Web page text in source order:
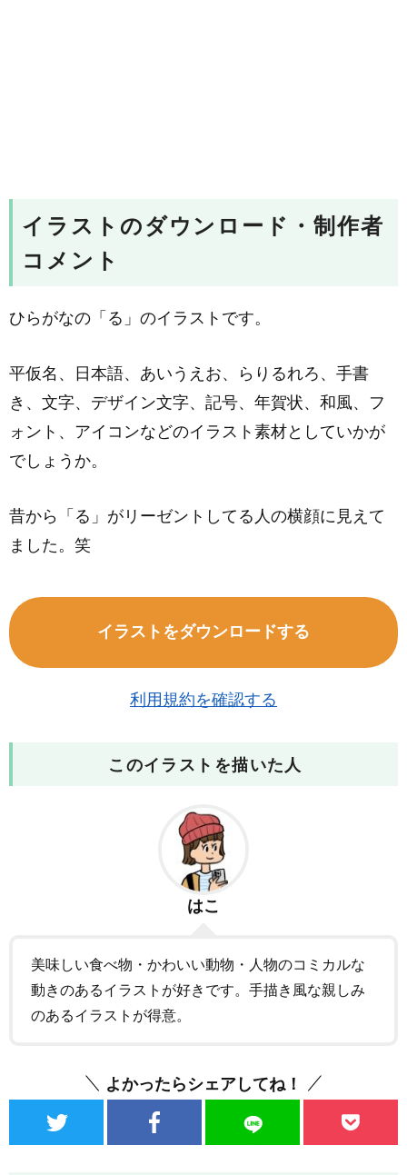
イラストのダウンロード・制作者
コメント
ひらがなの「る」のイラストです。
平仮名、日本語、あいうえお、らりるれろ、手書
き、文字、デザイン文字、記号、年賀状、和風、フ
ォント、アイコンなどのイラスト素材としていかが
でしょうか。
昔から「る」がリーゼントしてる人の横顔に見えて
ました。笑
イラストをダウンロードする
利用規約を確認する
このイラストを描いた人
はこ
美味しい食べ物・かわいい動物・人物のコミカルな
動きのあるイラストが好きです。手描き風な親しみ
のあるイラストが得意。
よかったらシェアしてね！